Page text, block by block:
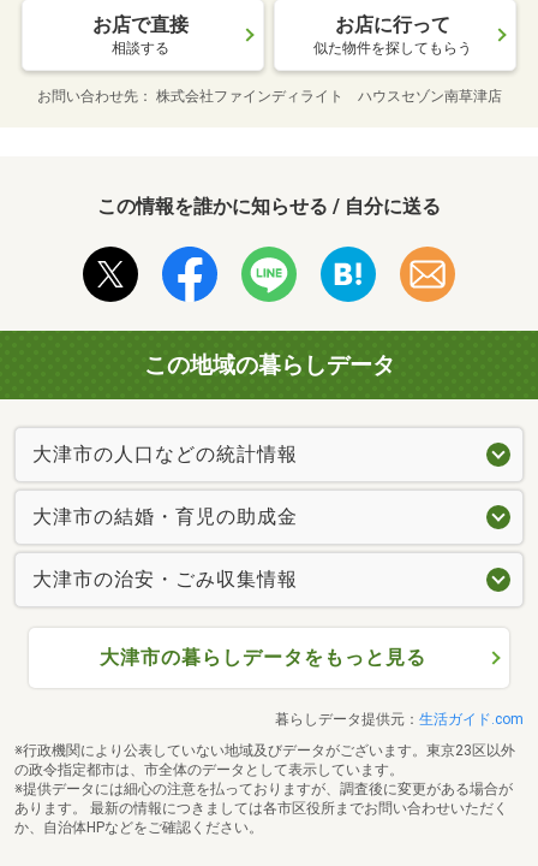
お店で直接
相談する
お店に行って
似た物件を探してもらう
お問い合わせ先 株式会社ファインディライト ハウスセゾン南草津店
この情報を誰かに知らせる / 自分に送る
この地域の暮らしデータ
大津市の人口などの統計情報
大津市の結婚・育児の助成金
大津市の治安・ごみ収集情報
大津市の暮らしデータをもっと見る
暮らしデータ提供元： 生活ガイド.com
※行政機関により公表していない地域及びデータがございます。東京23区以外
の政令指定都市は、市全体のデータとして表示しています。
※提供データには細心の注意を払っておりますが、調査後に変更がある場合が
あります。 最新の情報につきましては各市区役所までお問い合わせいただく
か、自治体HPなどをご確認ください。